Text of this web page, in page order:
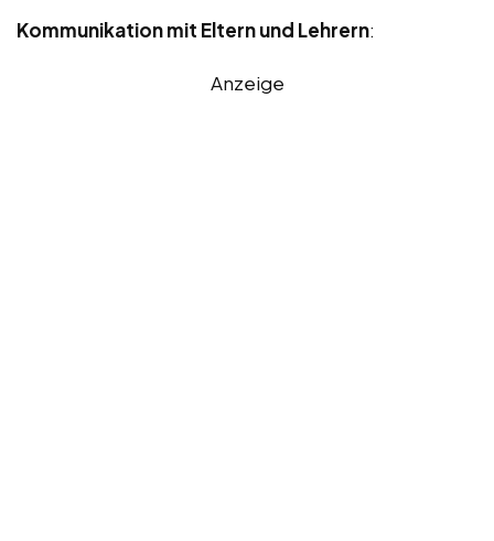
Kommunikation mit Eltern und Lehrern:
Anzeige